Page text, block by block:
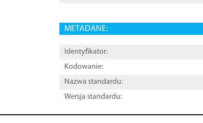
METADANE:
Identyfikator:
Kodowanie:
Nazwa standardu:
Wersja standardu: